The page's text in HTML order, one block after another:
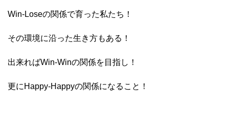
Win-Loseの関係で育った私たち！
その環境に沿った生き方もある！
出来ればWin-Winの関係を目指し！
更にHappy-Happyの関係になること！